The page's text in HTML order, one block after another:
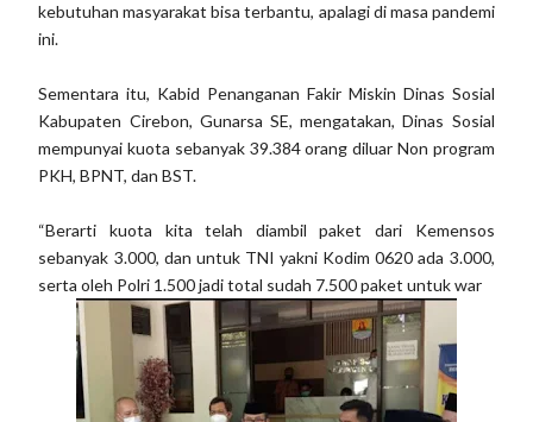
kebutuhan masyarakat bisa terbantu, apalagi di masa pandemi
ini.
Sementara itu, Kabid Penanganan Fakir Miskin Dinas Sosial
Kabupaten Cirebon, Gunarsa SE, mengatakan, Dinas Sosial
mempunyai kuota sebanyak 39.384 orang diluar Non program
PKH, BPNT, dan BST.
“Berarti kuota kita telah diambil paket dari Kemensos
sebanyak 3.000, dan untuk TNI yakni Kodim 0620 ada 3.000,
serta oleh Polri 1.500 jadi total sudah 7.500 paket untuk war